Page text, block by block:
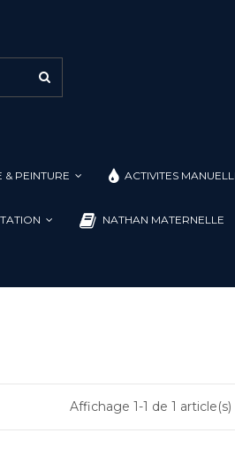
& PEINTURE ACTIVITES
NATHAN MATERNELLE
Affichage 1-1 de 1 article(s)